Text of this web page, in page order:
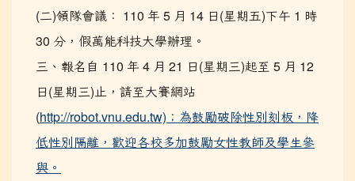
(二)領隊會議： 110 年 5 月 14 日(星期五)下午 1 時
30 分，假萬能科技大學辦理。
三、報名自 110 年 4 月 21 日(星期三)起至 5 月 12
日(星期三)止，請至大賽網站
(http://robot.vnu.edu.tw)；為鼓勵破除性別刻板，降
低性別隔離，歡迎各校多加鼓勵女性教師及學生參
與。